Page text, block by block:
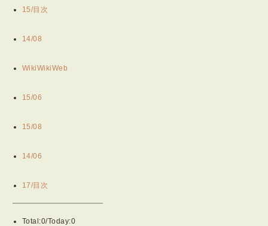
15/目次
14/08
WikiWikiWeb
15/06
15/08
14/06
17/目次
Total:0/Today:0